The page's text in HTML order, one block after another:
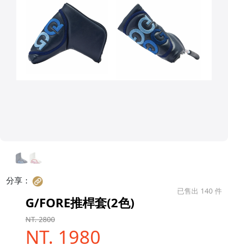
分享：
已售出 140 件
G/FORE推桿套(2色)
NT. 2800
NT. 1980